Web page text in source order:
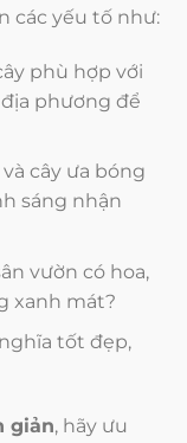
các yếu tố như:
phù hợp với
phương để
cây ưa bóng
sáng nhận
vườn có hoa,
xanh mát?
tốt đẹp,
giản, hãy ưu